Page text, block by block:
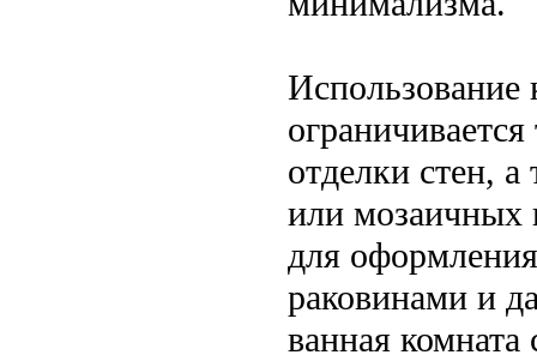
Использование
отделки стен, а
или мозаичных
для
раковинами и
ванная